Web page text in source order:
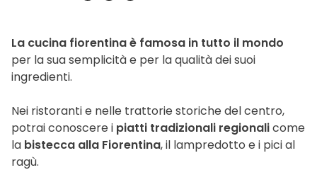
La cucina fiorentina è famosa in tutto il mondo
per la sua semplicità e per la qualità dei suoi
ingredienti.
Nei ristoranti e nelle trattorie storiche del centro,
potrai conoscere i piatti tradizionali regionalicome
la bistecca alla Fiorentina, il lampredotto e i pici al
ragù.